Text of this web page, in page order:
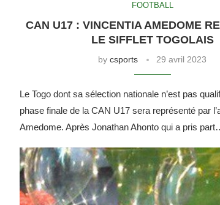
FOOTBALL
CAN U17 : VINCENTIA AMEDOME
LE SIFFLET TOGOLAIS
bycsports 29 avril 2023
Le Togo dont sa sélection nationale n’est pas
phase finale de la CAN U17 sera représenté par
Amedome. Après Jonathan Ahonto qui a pris